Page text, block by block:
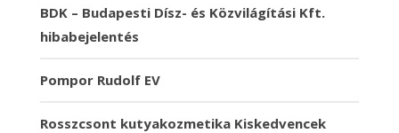
BDK – Budapesti Dísz- és Közvilágítási Kft.
hibabejelentés
Pompor Rudolf EV
Rosszcsont kutyakozmetika Kiskedvencek